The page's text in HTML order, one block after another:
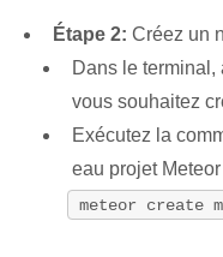
Étape 2: Créez un
Dans le terminal,
vous souhaitez
Exécutez la
eau projet Meteor
meteor create